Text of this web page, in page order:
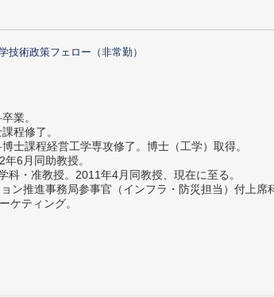
技術政策フェロー（非常勤）
業。
程修了。
士課程経営工学専攻修了。博士（工学）取得。
6月同助教授。
・准教授。2011年4月同教授、現在に至る。
ン推進事務局参事官（インフラ・防災担当）付上席
ケティング。